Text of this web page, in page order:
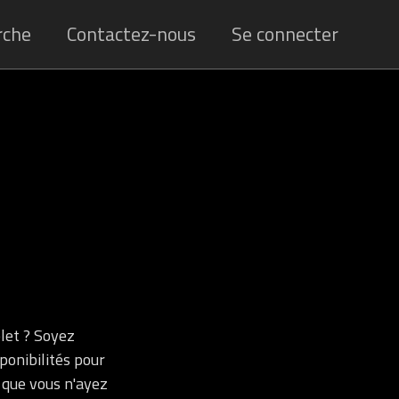
Contactez-nous Se connecter
? Soyez
pour
vous n'ayez